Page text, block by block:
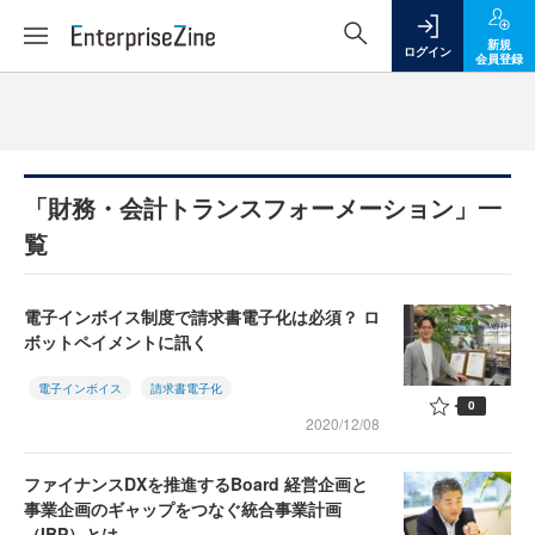
ログイン
新規
会員登録
「財務・会計トランスフォーメーション」一
覧
電子インボイス制度で請求書電子化は必須？ ロ
ボットペイメントに訊く
電子インボイス 請求書電子化
2020/12/08
0
ファイナンスDXを推進するBoard 経営企画と
事業企画のギャップをつなぐ統合事業計画